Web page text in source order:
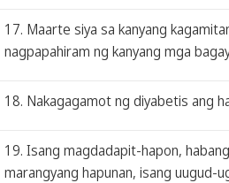
17. Maarte siya sa kanyang
nagpapahiram ng kanyang mga
18. Nakagagamot ng diyabetis ang
19. Isang magdadapit-hapon,
marangyang hapunan, isang uugud-